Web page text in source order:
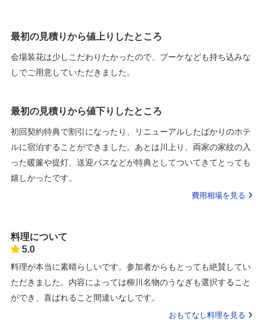
最初の見積りから値上りしたところ
会場装花は少しこだわりたかったので、ブーケなども持ち込みな
しでご用意していただきました。
最初の見積りから値下りしたところ
初回契約特典で割引になったり、リニューアルしたばかりのホテ
ルに宿泊することができました。あとは川上り、両家の家紋の入
った暖簾や提灯、送迎バスなどが特典としてついてきてとっても
嬉しかったです。
費用相場を見る
料理について
5.0
料理が本当に素晴らしいです。参加者からもとっても絶賛してい
ただきました。内容によっては柳川名物のうなぎも選択すること
ができ、喜ばれること間違いなしです。
おもてなし料理を見る